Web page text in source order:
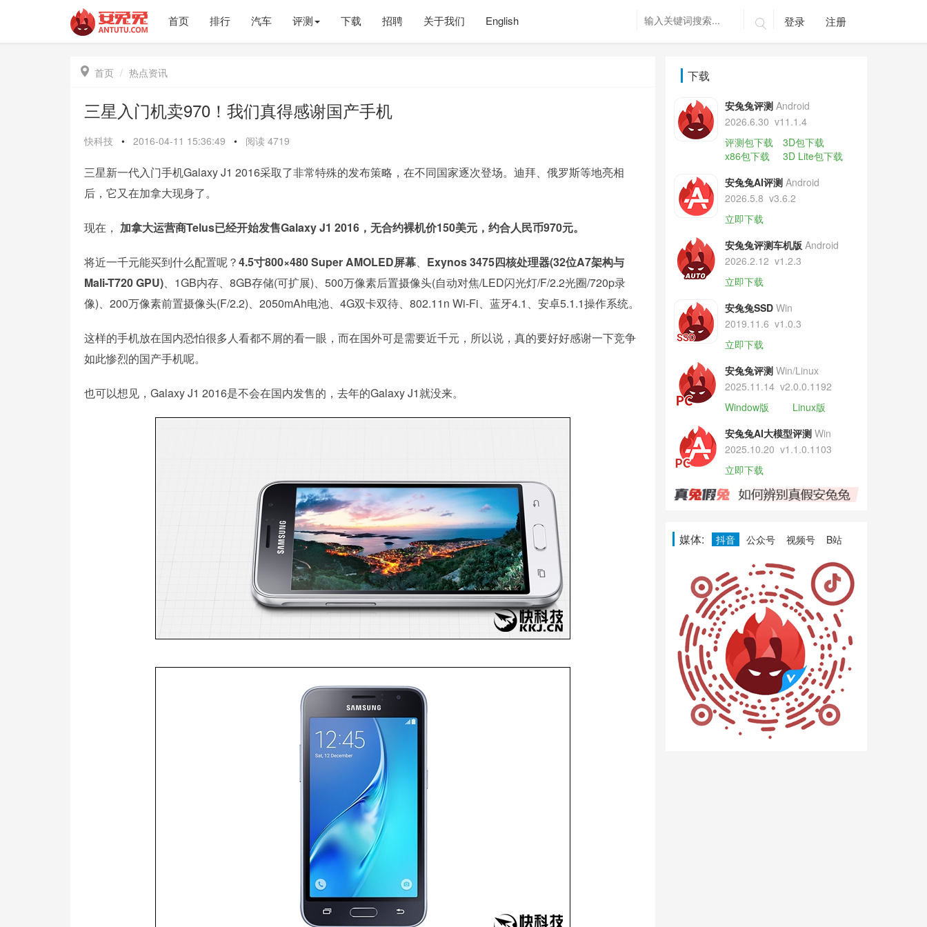
首页 排行 汽车 评测 下载 招聘 关于我们 English  登录 注册
 首页 热点资讯
三星入门机卖970！我们真得感谢国产手机
快科技 • 2016-04-11 15:36:49 • 阅读 4719
三星新一代入门手机Galaxy J1 2016采取了非常特殊的发布策略，在不同国家逐次登场。迪拜、俄罗斯等地亮相
后，它又在加拿大现身了。
现在， 加拿大运营商Telus已经开始发售Galaxy J1 2016，无合约裸机价150美元，约合人民币970元。
将近一千元能买到什么配置呢？4.5寸800×480 Super AMOLED屏幕、 Exynos 3475四核处理器(32位A7架构与
Mali-T720 GPU)、1GB内存、8GB存储(可扩展)、500万像素后置摄像头(自动对焦/LED闪光灯/F/2.2光圈/720p录
像)、200万像素前置摄像头(F/2.2)、2050mAh电池、4G双卡双待、802.11n Wi-Fi、蓝牙4.1、安卓5.1.1操作系统。
这样的手机放在国内恐怕很多人看都不屑的看一眼，而在国外可是需要近千元，所以说，真的要好好感谢一下竞争
如此惨烈的国产手机呢。
也可以想见，Galaxy J1 2016是不会在国内发售的，去年的Galaxy J1就没来。
下载
安兔兔评测 Android
2026.6.30 v11.1.4
评测包下载
3D包下载
x86包下载
3D Lite包下载
安兔兔AI评测 Android
2026.5.8 v3.6.2
立即下载
安兔兔评测车机版 Android
2026.2.12 v1.2.3
立即下载
安兔兔SSD Win
2019.11.6 v1.0.3
立即下载
安兔兔评测 Win/Linux
2025.11.14 v2.0.0.1192
Window版
Linux版
安兔兔AI大模型评测 Win
2025.10.20 v1.1.0.1103
立即下载
媒体: 抖音 公众号 视频号 B站